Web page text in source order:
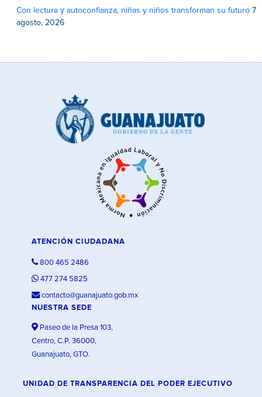
Con lectura y autoconfianza, niñas y niños transforman su futuro 7
agosto, 2026
ATENCIÓN CIUDADANA
800 465 2486
477 274 5825
contacto@guanajuato.gob.mx
NUESTRA SEDE
Paseo de la Presa 103,
Centro, C.P. 36000,
Guanajuato, GTO.
UNIDAD DE TRANSPARENCIA DEL PODER EJECUTIVO